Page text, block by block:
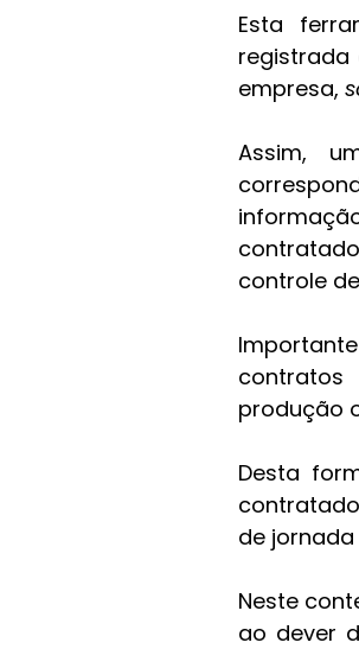
Esta
empresa,
Assim,
controle
produção
Desta
de
Neste
ao dever